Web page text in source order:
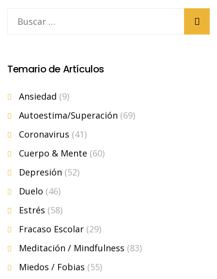
Temario de Artículos
Ansiedad (9)
Autoestima/Superación (69)
Coronavirus (41)
Cuerpo & Mente (60)
Depresión (52)
Duelo (46)
Estrés (58)
Fracaso Escolar (29)
Meditación / Mindfulness (83)
Miedos / Fobias (55)